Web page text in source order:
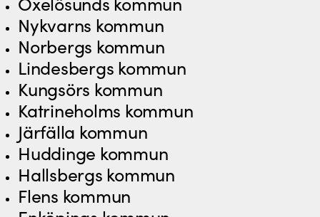
Nykvarns kommun
Norbergs kommun
Lindesbergs kommun
Kungsörs kommun
Katrineholms kommun
Järfälla kommun
Huddinge kommun
Hallsbergs kommun
Flens kommun